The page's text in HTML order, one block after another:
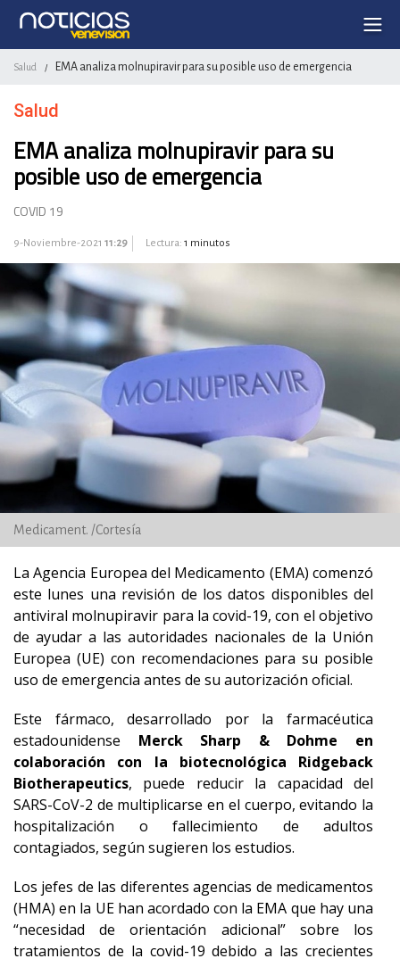
Salud / EMA analiza molnupiravir para su posible uso de emergencia
Salud
EMA analiza molnupiravir para su
posible uso de emergencia
COVID 19
9-Noviembre-2021 11:29 Lectura: 1 minutos
Medicament. /Cortesía
La Agencia Europea del Medicamento (EMA) comenzó
este lunes una revisión de los datos disponibles del
antiviral molnupiravir para la covid-19, con el objetivo
de ayudar a las autoridades nacionales de la Unión
Europea (UE) con recomendaciones para su posible
uso de emergencia antes de su autorización oficial.
Este fármaco, desarrollado por la farmacéutica
estadounidense Merck Sharp & Dohme en
colaboración con la biotecnológica Ridgeback
Biotherapeutics, puede reducir la capacidad del
SARS-CoV-2 de multiplicarse en el cuerpo, evitando la
hospitalización o fallecimiento de adultos
contagiados, según sugieren los estudios.
Los jefes de las diferentes agencias de medicamentos
(HMA) en la UE han acordado con la EMA que hay una
“necesidad de orientación adicional” sobre los
tratamientos de la covid-19 debido a las crecientes